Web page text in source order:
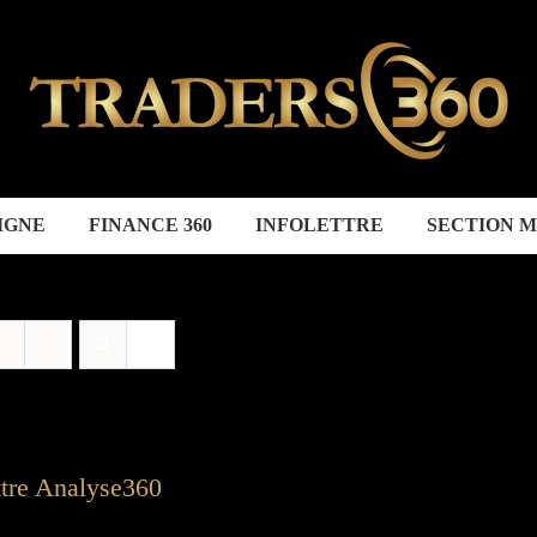
FINANCE 360 INFOLETTRE SECTION
Analyse360